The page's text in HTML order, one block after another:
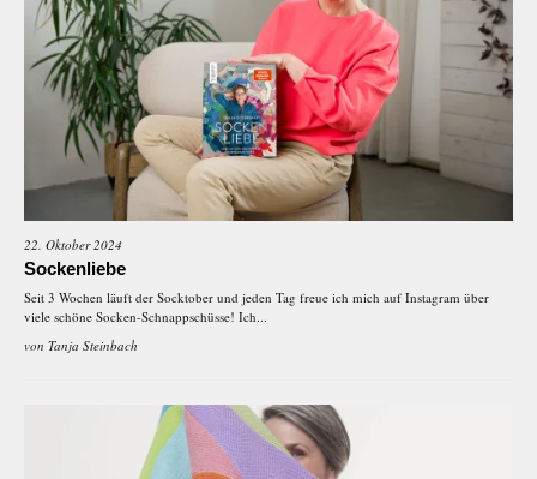
22. Oktober 2024
Sockenliebe
Seit 3 Wochen läuft der Socktober und jeden Tag freue ich mich auf Instagram über
viele schöne Socken-Schnappschüsse! Ich...
von Tanja Steinbach